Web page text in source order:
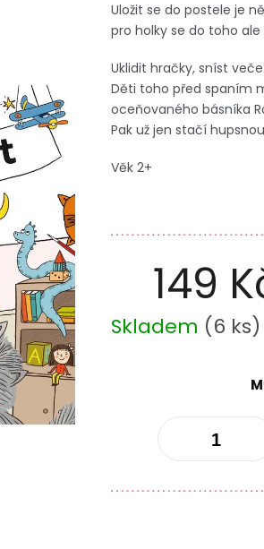
149
Měrná
cena:
Skladem (6 ks)
Uložit se do postele je
pro holky se do toho
Uklidit hračky, sníst
Děti toho před spaním
oceňovaného básníka
Pak už jen stačí
Věk 2+